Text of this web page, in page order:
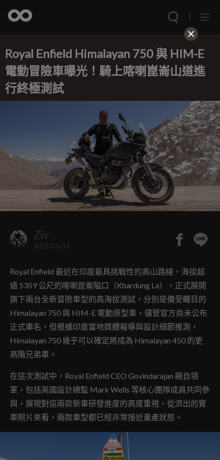
Royal Enfield Himalayan 750 與 HIM-E
電動冒險車曝光！騎上喀喇崑崙山道進
行終極測試
Ziv
2025/06/13
Royal Enfield 最近在印度最具挑戰性的高山路線，海拔超
過 5359 公尺的喀喇崑崙隘口（Khardung La），正式展開
旗下兩台全新冒險車型的高海拔測試，分別是備受矚目的
Himalayan 750 與 HIM-E 電動原型車，儘管官方尚未公布
正式車名，但根據印度當地媒體報導與設計細節推測，
Himalayan 750 幾乎可以確定將成為 Himalayan 450 的更
高階兄弟車。
在這次測試中，Royal Enfield CEO Govindarajan 親自領
軍，包括英國設計總監 Mark Wells 等核心團隊成員共同參
與，展現對這兩款新車研發進度的高度重視，從流出的實
車照片來看，兩款車型都已經非常接近量產狀態。